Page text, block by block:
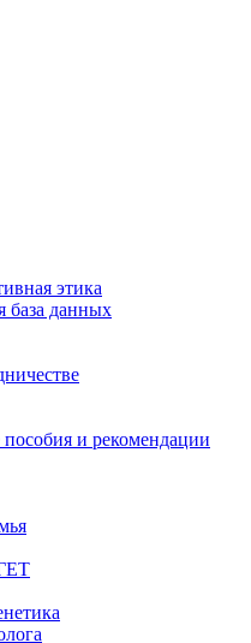
этика
база данных
и рекомендации